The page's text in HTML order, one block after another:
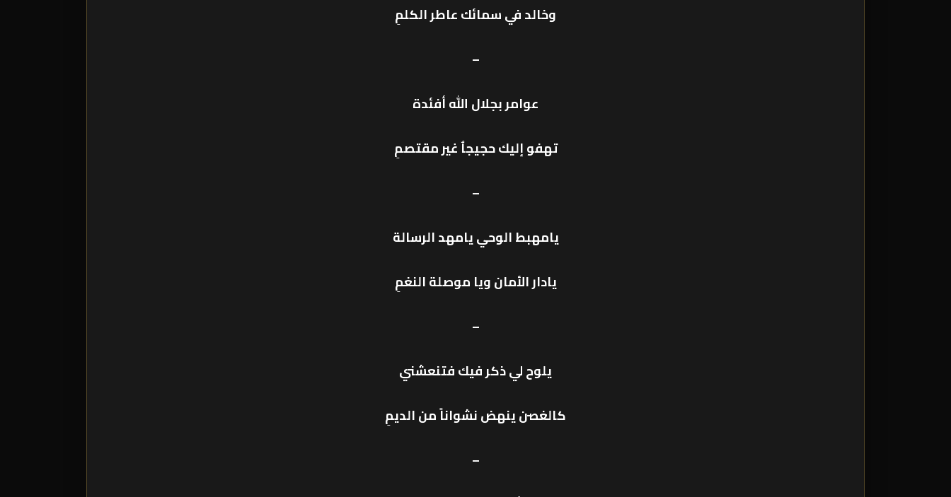
وخالد في سمائك عاطر الكلمِ
–
عوامر بجلال الله أفئدة
تهفو إليك حجيجاٌ غير مقتصمِ
–
يامهبط الوحي يامهد الرسالة
يادار الأمان ويا موصلة النغمِ
–
يلوح لي ذكر فيك فتنعشني
كالغصن ينهض نشواناً من الديمِ
–